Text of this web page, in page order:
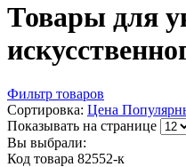
Товары для
Фильтр товаров
Сортировка: Цена
Показывать на странице
Вы выбрали:
Код товара 82552-к